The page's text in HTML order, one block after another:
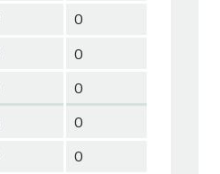
0
0
0
0
0